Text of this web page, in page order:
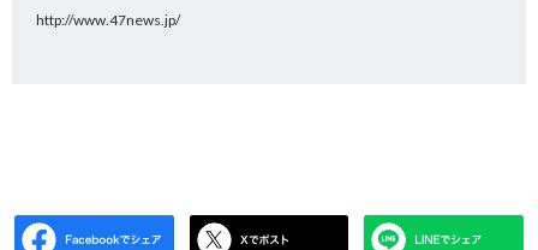
http://www.47news.jp/